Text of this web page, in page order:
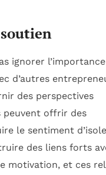
ignorer l’importance
d’autres
des perspectives
peuvent offrir des
le sentiment
des liens forts
motivation, et ces